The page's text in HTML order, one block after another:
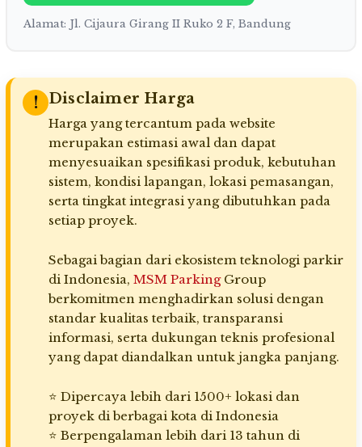
Alamat: Jl. Cijaura Girang II Ruko 2 F, Bandung
! Disclaimer Harga
Harga yang tercantum pada website
merupakan estimasi awal dan dapat
menyesuaikan spesifikasi produk, kebutuhan
sistem, kondisi lapangan, lokasi pemasangan,
serta tingkat integrasi yang dibutuhkan pada
setiap proyek.
Sebagai bagian dari ekosistem teknologi parkir
di Indonesia, MSM ParkingGroup
berkomitmen menghadirkan solusi dengan
standar kualitas terbaik, transparansi
informasi, serta dukungan teknis profesional
yang dapat diandalkan untuk jangka panjang.
⭐ Dipercaya lebih dari 1500+ lokasi dan
proyek di berbagai kota di Indonesia
⭐ Berpengalaman lebih dari 13 tahun di